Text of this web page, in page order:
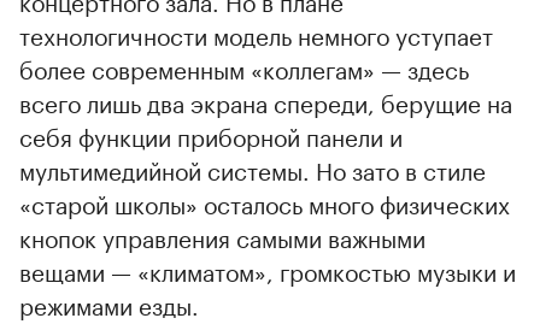
технологичности модель немного уступает
более современным «коллегам» — здесь
всего лишь два экрана спереди, берущие на
себя функции приборной панели и
мультимедийной системы. Но зато в стиле
«старой школы» осталось много физических
кнопок управления самыми важными
вещами — «климатом», громкостью музыки и
режимами езды.